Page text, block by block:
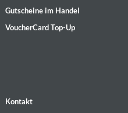
Gutscheine im Handel
VoucherCard Top-Up
Kontakt